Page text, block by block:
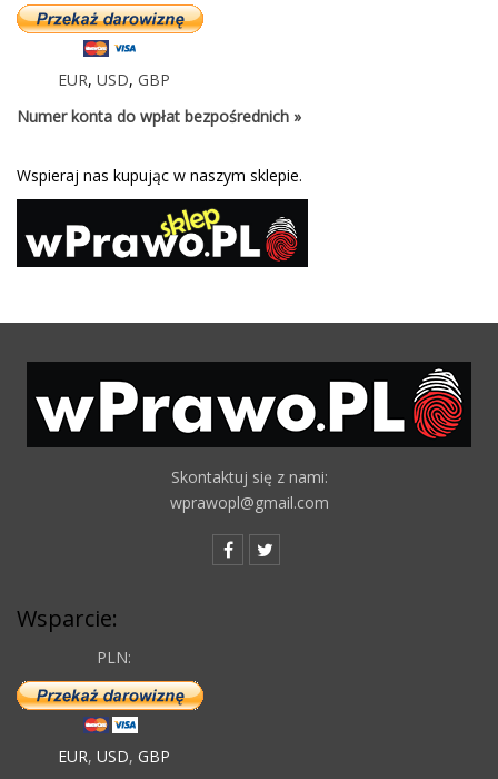
EUR, USD, GBP
Numer konta do wpłat bezpośrednich »
Wspieraj nas kupując w naszym sklepie.
Skontaktuj się z nami:
wprawopl@gmail.com
Wsparcie:
PLN:
EUR, USD, GBP